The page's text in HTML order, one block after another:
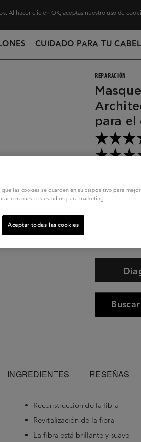
Al hacer clic en OK, aceptas nuestro uso de
CUIDADO PARA TU
REPARACIÓN
para el
... Seguir
200 ml
INGREDIENTES RESEÑAS
Reconstrucción de la fibra
Revitalización de la fibra
La fibra está brillante y suave
las cookies se guarden en su dispositivo para
con nuestros estudios para marketing.
Aceptar todas las cookies